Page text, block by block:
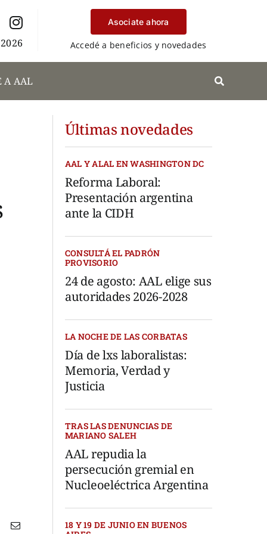
Asociate ahora
Accedé a beneficios y novedades
A AAL
Últimas novedades
AAL Y ALAL EN WASHINGTON DC
Reforma Laboral:
Presentación argentina
ante la CIDH
CONSULTÁ EL PADRÓN
PROVISORIO
24 de agosto: AAL elige sus
autoridades 2026-2028
LA NOCHE DE LAS CORBATAS
Día de lxs laboralistas:
Memoria, Verdad y
Justicia
TRAS LAS DENUNCIAS DE
MARIANO SALEH
AAL repudia la
persecución gremial en
Nucleoeléctrica Argentina
18 Y 19 DE JUNIO EN BUENOS